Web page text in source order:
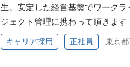
国内トップレベルのシェアで多
後を除いては週2～3日程度実施
生。安定した経営基盤でワーク
ジェクト管理に携わって頂きま
ドを行って頂きます(自社主導、
としてシステム導入プロジェク
キャリア採用 正社員